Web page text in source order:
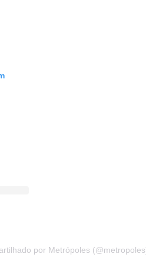
por Metrópoles